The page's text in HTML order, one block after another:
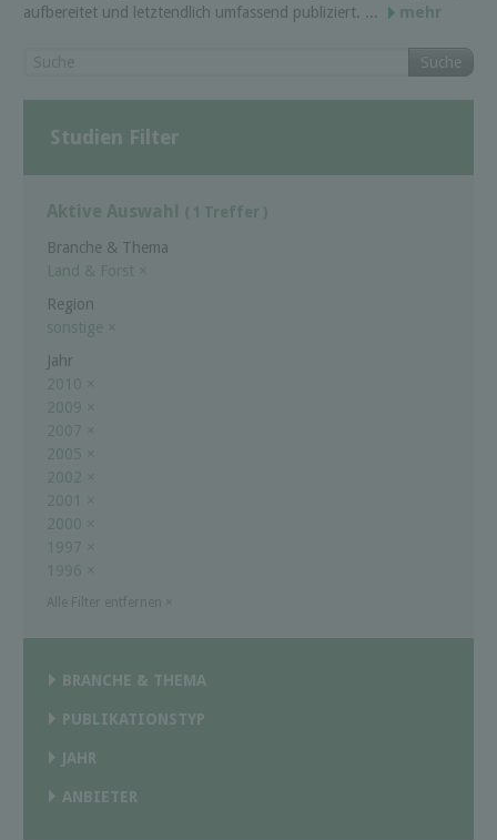
aufbereitet und letztendlich umfassend publiziert. ...
mehr
Suche
Studien Filter
Aktive Auswahl ( 1 Treffer )
Branche & Thema
Land & Forst ×
Region
sonstige ×
Jahr
2010 ×
2009 ×
2007 ×
2005 ×
2002 ×
2001
×
2000 ×
1997 ×
1996 ×
BRANCHE & THEMA
PUBLIKATIONSTYP
JAHR
ANBIETER